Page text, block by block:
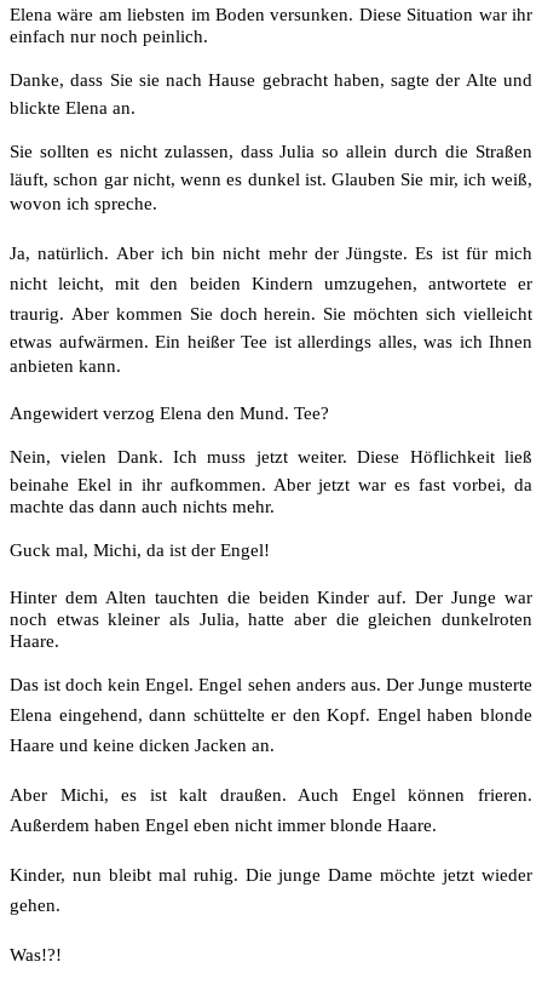
Elena wäre am liebsten im Boden versunken. Diese Situation war ihr
einfach nur noch peinlich.
Danke, dass Sie sie nach Hause gebracht haben, sagte der Alte und
blickte Elena an.
Sie sollten es nicht zulassen, dass Julia so allein durch die Straßen
läuft, schon gar nicht, wenn es dunkel ist. Glauben Sie mir, ich weiß,
wovon ich spreche.
Ja, natürlich. Aber ich bin nicht mehr der Jüngste. Es ist für mich
nicht leicht, mit den beiden Kindern umzugehen, antwortete er
traurig. Aber kommen Sie doch herein. Sie möchten sich vielleicht
etwas aufwärmen. Ein heißer Tee ist allerdings alles, was ich Ihnen
anbieten kann.
Angewidert verzog Elena den Mund. Tee?
Nein, vielen Dank. Ich muss jetzt weiter. Diese Höflichkeit ließ
beinahe Ekel in ihr aufkommen. Aber jetzt war es fast vorbei, da
machte das dann auch nichts mehr.
Guck mal, Michi, da ist der Engel!
Hinter dem Alten tauchten die beiden Kinder auf. Der Junge war
noch etwas kleiner als Julia, hatte aber die gleichen dunkelroten
Haare.
Das ist doch kein Engel. Engel sehen anders aus. Der Junge musterte
Elena eingehend, dann schüttelte er den Kopf. Engel haben blonde
Haare und keine dicken Jacken an.
Aber Michi, es ist kalt draußen. Auch Engel können frieren.
Außerdem haben Engel eben nicht immer blonde Haare.
Kinder, nun bleibt mal ruhig. Die junge Dame möchte jetzt wieder
gehen.
Was!?!